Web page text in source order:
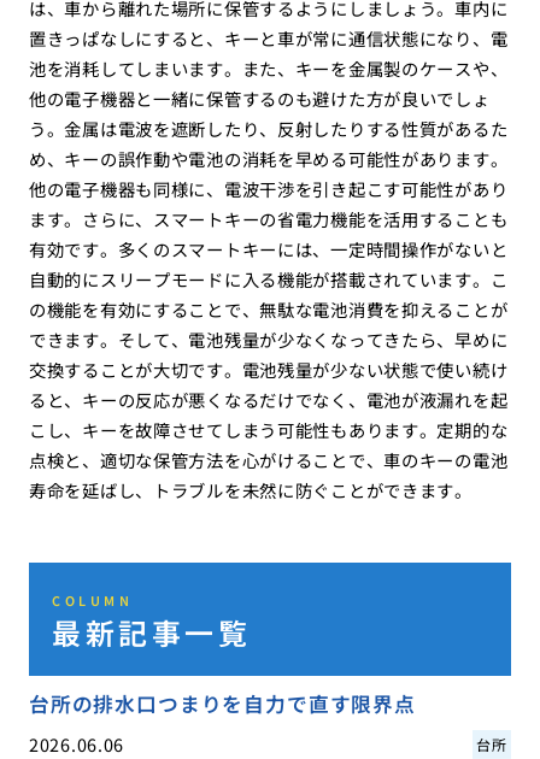
は、車から離れた場所に保管するようにしましょう。車内に
置きっぱなしにすると、キーと車が常に通信状態になり、電
池を消耗してしまいます。また、キーを金属製のケースや、
他の電子機器と一緒に保管するのも避けた方が良いでしょ
う。金属は電波を遮断したり、反射したりする性質があるた
め、キーの誤作動や電池の消耗を早める可能性があります。
他の電子機器も同様に、電波干渉を引き起こす可能性があり
ます。さらに、スマートキーの省電力機能を活用することも
有効です。多くのスマートキーには、一定時間操作がないと
自動的にスリープモードに入る機能が搭載されています。こ
の機能を有効にすることで、無駄な電池消費を抑えることが
できます。そして、電池残量が少なくなってきたら、早めに
交換することが大切です。電池残量が少ない状態で使い続け
ると、キーの反応が悪くなるだけでなく、電池が液漏れを起
こし、キーを故障させてしまう可能性もあります。定期的な
点検と、適切な保管方法を心がけることで、車のキーの電池
寿命を延ばし、トラブルを未然に防ぐことができます。
COLUMN
最新記事一覧
台所の排水口つまりを自力で直す限界点
2026.06.06 台所